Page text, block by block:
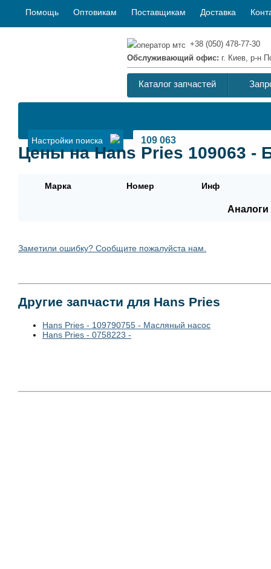
Помощь Оптовикам Поставщикам Доставка
+38 (050) 478-77-30
Обслуживающий офис: г. Киев, р-н
Каталог запчастей
Настройки поиска
Цены на Hans Pries 109063 -
Марка Номер Инф
Аналоги
Заметили ошибку? Сообщите пожалуйста нам.
Другие запчасти для Hans Pries
Hans Pries - 109790755 - Масляный насос
Hans Pries - 0758223 -